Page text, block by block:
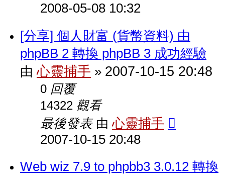
2008-05-08 10:32
[分享] 個人財富 (貨幣資料) 由
phpBB 2 轉換 phpBB 3 成功經驗
由心靈捕手 » 2007-10-15 20:48
0 回覆
14322 觀看
最後發表 由心靈捕手
2007-10-15 20:48
Web wiz 7.9 to phpbb3 3.0.12 轉換